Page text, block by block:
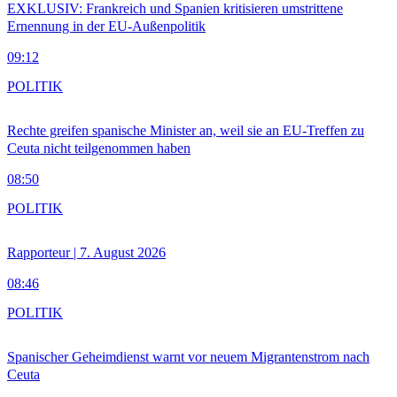
EXKLUSIV: Frankreich und Spanien kritisieren umstrittene
Ernennung in der EU-Außenpolitik
09:12
Rechte greifen spanische Minister an, weil sie an EU-Treffen zu
Ceuta nicht teilgenommen haben
08:50
POLITIK
Rapporteur | 7. August 2026
08:46
POLITIK
Spanischer Geheimdienst warnt vor neuem Migrantenstrom nach
Ceuta
POLITIK